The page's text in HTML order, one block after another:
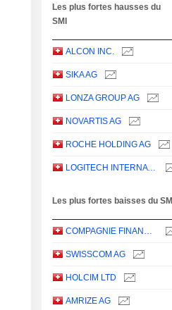
Les plus fortes hausses du
SMI
ALCON INC.
SIKA AG
LONZA GROUP AG
NOVARTIS AG
ROCHE HOLDING AG
LOGITECH INTERNATIONAL S.A.
Les plus fortes baisses du SMI
COMPAGNIE FINANCIERE RICHEMONT
SWISSCOM AG
HOLCIM LTD
AMRIZE AG